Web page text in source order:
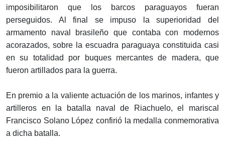
imposibilitaron que los barcos paraguayos fueran
perseguidos. Al final se impuso la superioridad del
armamento naval brasileño que contaba con modernos
acorazados, sobre la escuadra paraguaya constituida casi
en su totalidad por buques mercantes de madera, que
fueron artillados para la guerra.
En premio a la valiente actuación de los marinos, infantes y
artilleros en la batalla naval de Riachuelo, el mariscal
Francisco Solano López confirió la medalla conmemorativa
a dicha batalla.